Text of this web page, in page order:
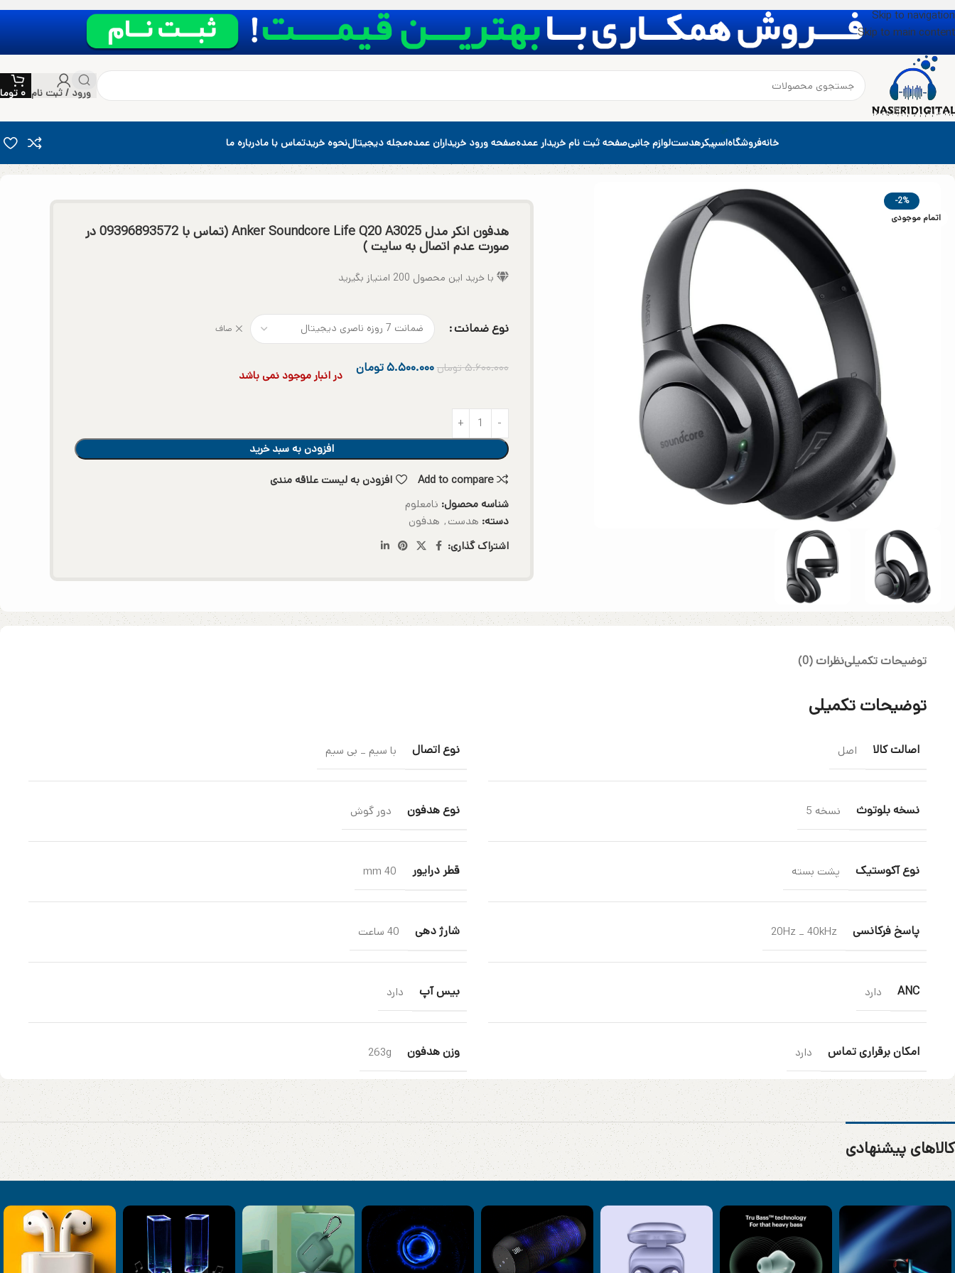
Skip to navigation
Skip to main content
ورود / ثبت نام ۰
خانهفروشگاهاسپیکرهدستلوازم جانبیصفحه ثبت نام خریدار عمدهصفحه ورود خریداران عمدهمجله دیجیتالنحوه خریدتماس با مادرباره ما
-2%
اتمام موجودی
هدفون انکر مدل Anker Soundcore Life Q20 A3025 (تماس با 09396893572 در
صورت عدم اتصال به سایت )
با خرید این محصول 200 امتیاز بگیرید
نوع ضمانت صاف
۵.۶۰۰.۰۰۰تومان۵.۵۰۰.۰۰۰تومان
در انبار موجود نمی باشد
افزودن به سبد خرید
Add to compare
افزودن به لیست علاقه مندی
شناسه محصول: نامعلوم
دسته: هدست, هدفون
اشتراک گذاری:
توضیحات تکمیلینظرات (0)
توضیحات تکمیلی
اصالت کالا اصل نوع اتصال با سیم _ بی سیم
نسخه بلوتوث نسخه 5 نوع هدفون دور گوش
نوع آکوستیک پشت بسته قطر درایور 40 mm
پاسخ فرکانسی 20Hz _ 40kHz شارژ دهی 40 ساعت
ANC دارد بیس آپ دارد
امکان برقراری تماس دارد وزن هدفون 263g
کالاهای پیشنهادی